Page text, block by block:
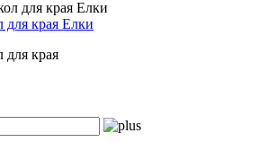
края Елки
края